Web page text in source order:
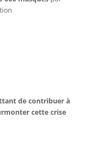
de contribuer à
cette crise